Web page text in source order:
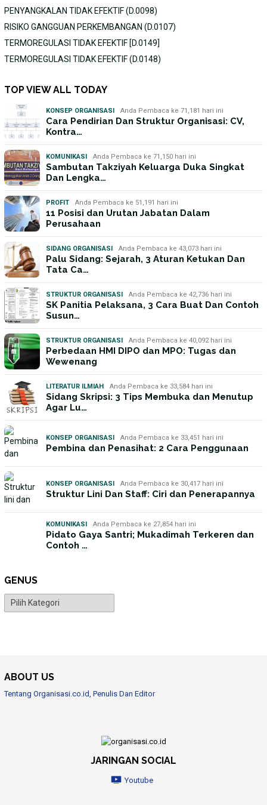
PENYANGKALAN TIDAK EFEKTIF (D.0098)
RISIKO GANGGUAN PERKEMBANGAN (D.0107)
TERMOREGULASI TIDAK EFEKTIF [D.0149]
TERMOREGULASI TIDAK EFEKTIF (D.0148)
TOP VIEW ALL TODAY
KONSEP ORGANISASI Anda Pembaca ke 71,181 hari ini
Cara Pendirian Dan Struktur Organisasi: CV,
Kontra…
KOMUNIKASI Anda Pembaca ke 71,150 hari ini
Sambutan Takziyah Keluarga Duka Singkat
Dan Lengka…
PROFIT Anda Pembaca ke 51,191 hari ini
11 Posisi dan Urutan Jabatan Dalam
Perusahaan
SIDANG ORGANISASI Anda Pembaca ke 43,073 hari ini
Palu Sidang: Sejarah, 3 Aturan Ketukan Dan
Tata Ca…
STRUKTUR ORGANISASI Anda Pembaca ke 42,736 hari ini
SK Panitia Pelaksana, 3 Cara Buat Dan Contoh
Susun…
STRUKTUR ORGANISASI Anda Pembaca ke 40,092 hari ini
Perbedaan HMI DIPO dan MPO: Tugas dan
Wewenang
LITERATUR ILMIAH Anda Pembaca ke 33,584 hari ini
Sidang Skripsi: 3 Tips Membuka dan Menutup
Agar Lu…
KONSEP ORGANISASI Anda Pembaca ke 33,451 hari ini
Pembina dan Penasihat: 2 Cara Penggunaan
KONSEP ORGANISASI Anda Pembaca ke 30,417 hari ini
Struktur Lini Dan Staff: Ciri dan Penerapannya
KOMUNIKASI Anda Pembaca ke 27,854 hari ini
Pidato Gaya Santri; Mukadimah Terkeren dan
Contoh …
GENUS
Genus
ABOUT US
Tentang Organisasi.co.id, Penulis Dan Editor
JARINGAN SOCIAL
Youtube